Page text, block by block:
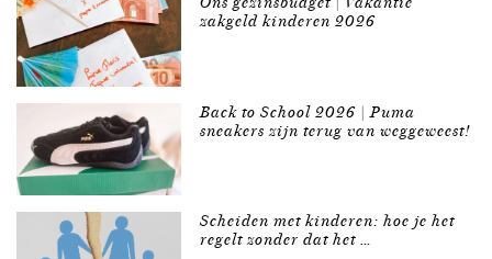
zakgeld kinderen 2026
Back to School 2026 | Puma
sneakers zijn terug van weggeweest!
Scheiden met kinderen: hoe je het
regelt zonder dat het …